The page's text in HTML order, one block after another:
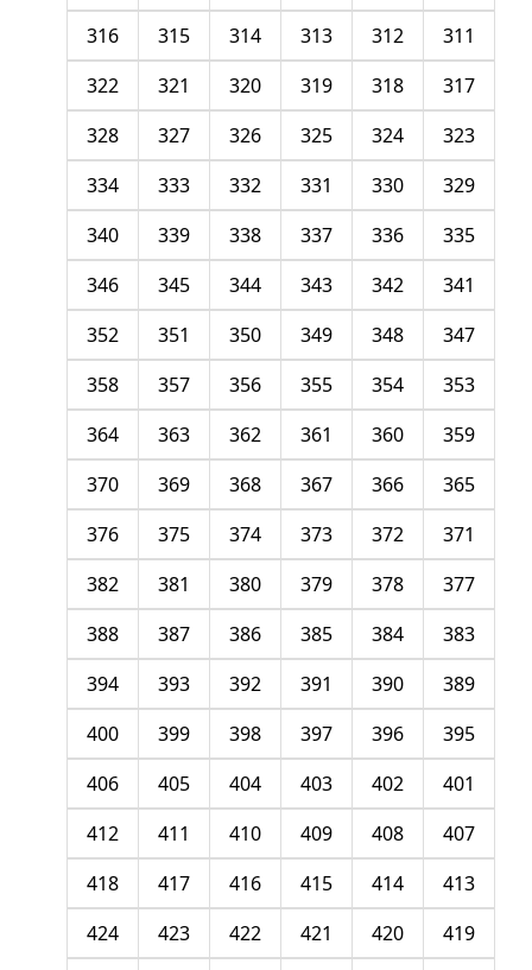
311
312
313
314
315
316
317
318
319
320
321
322
323
324
325
326
327
328
329
330
331
332
333
334
335
336
337
338
339
340
341
342
343
344
345
346
347
348
349
350
351
352
353
354
355
356
357
358
359
360
361
362
363
364
365
366
367
368
369
370
371
372
373
374
375
376
377
378
379
380
381
382
383
384
385
386
387
388
389
390
391
392
393
394
395
396
397
398
399
400
401
402
403
404
405
406
407
408
409
410
411
412
413
414
415
416
417
418
419
420
421
422
423
424